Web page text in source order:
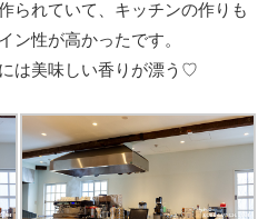
られていて、キッチンの作りも
ン性が高かったです。
は美味しい香りが漂う♡